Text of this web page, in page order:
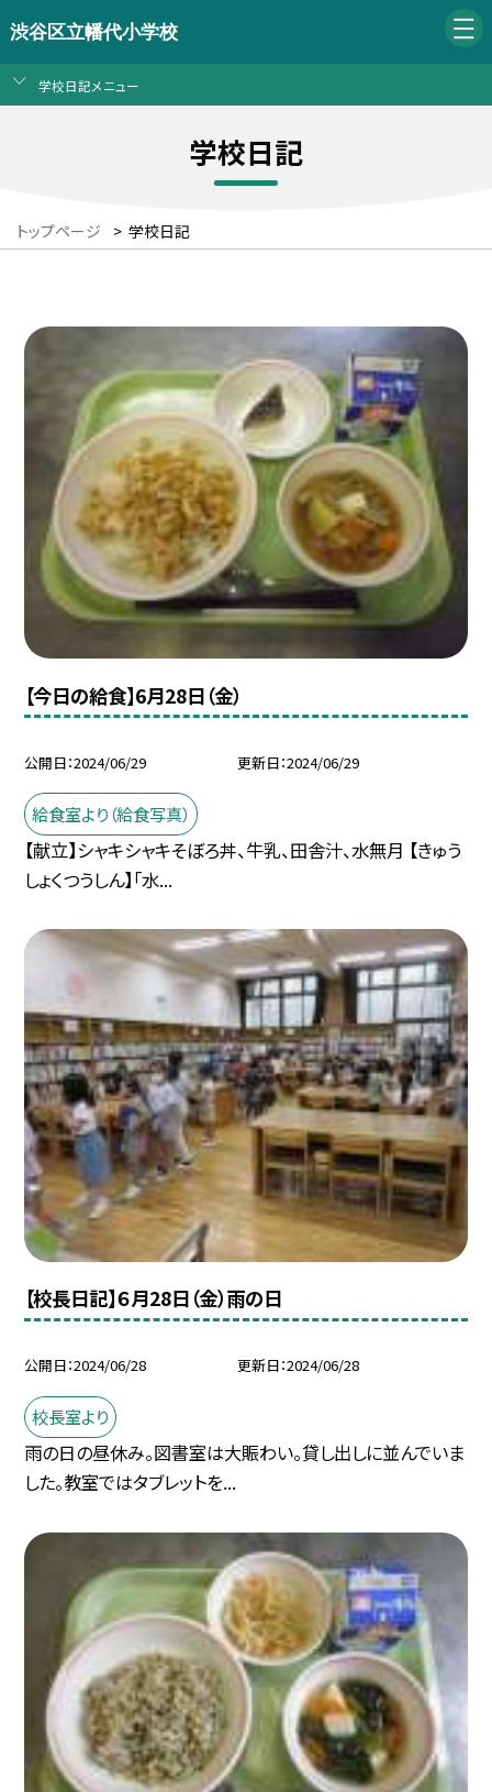
渋谷区立幡代小学校
学校日記メニュー
学校日記
トップページ > 学校日記
【今日の給食】6月28日（金）
公開日 2024/06/29 更新日 2024/06/29
給食室より（給食写真）
【献立】シャキシャキそぼろ丼、牛乳、田舎汁、水無月 【きゅう
しょくつうしん】「水...
【校長日記】６月28日（金）雨の日
公開日 2024/06/28 更新日 2024/06/28
校長室より
雨の日の昼休み。図書室は大賑わい。貸し出しに並んでいま
した。教室ではタブレットを...